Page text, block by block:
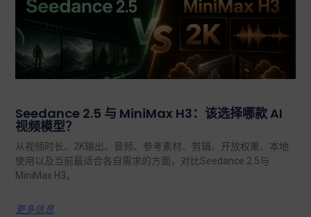
Seedance 2.5 与 MiniMax H3：该选择哪款 AI
视频模型？
从视频时长、2K输出、音频、参考素材、剪辑、开放权重、本地
使用以及当前最适合各自需求的方面，对比Seedance 2.5与
MiniMax H3。.
更多信息